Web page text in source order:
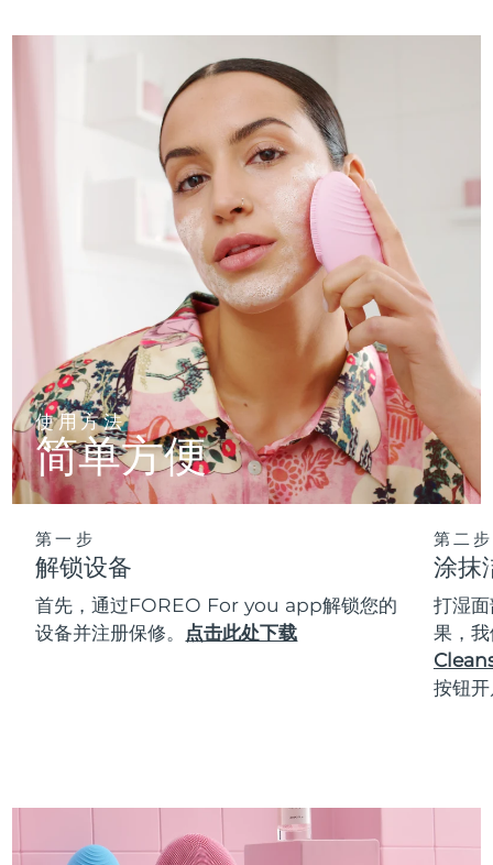
使用方法
简单方便
第一步
解锁设备
首先，通过FOREO For you app解锁您的
设备并注册保修。 点击此处下载
第二步
涂抹
打湿
果，
按钮